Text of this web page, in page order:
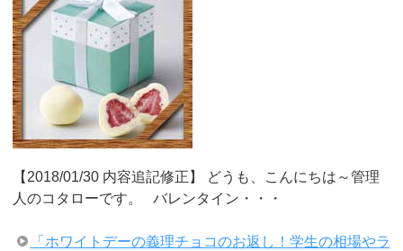
【2018/01/30 内容追記修正】 どうも、こんにちは～管理
人のコタローです。 バレンタイン・・・
「ホワイトデーの義理チョコのお返し！学生の相場やラ